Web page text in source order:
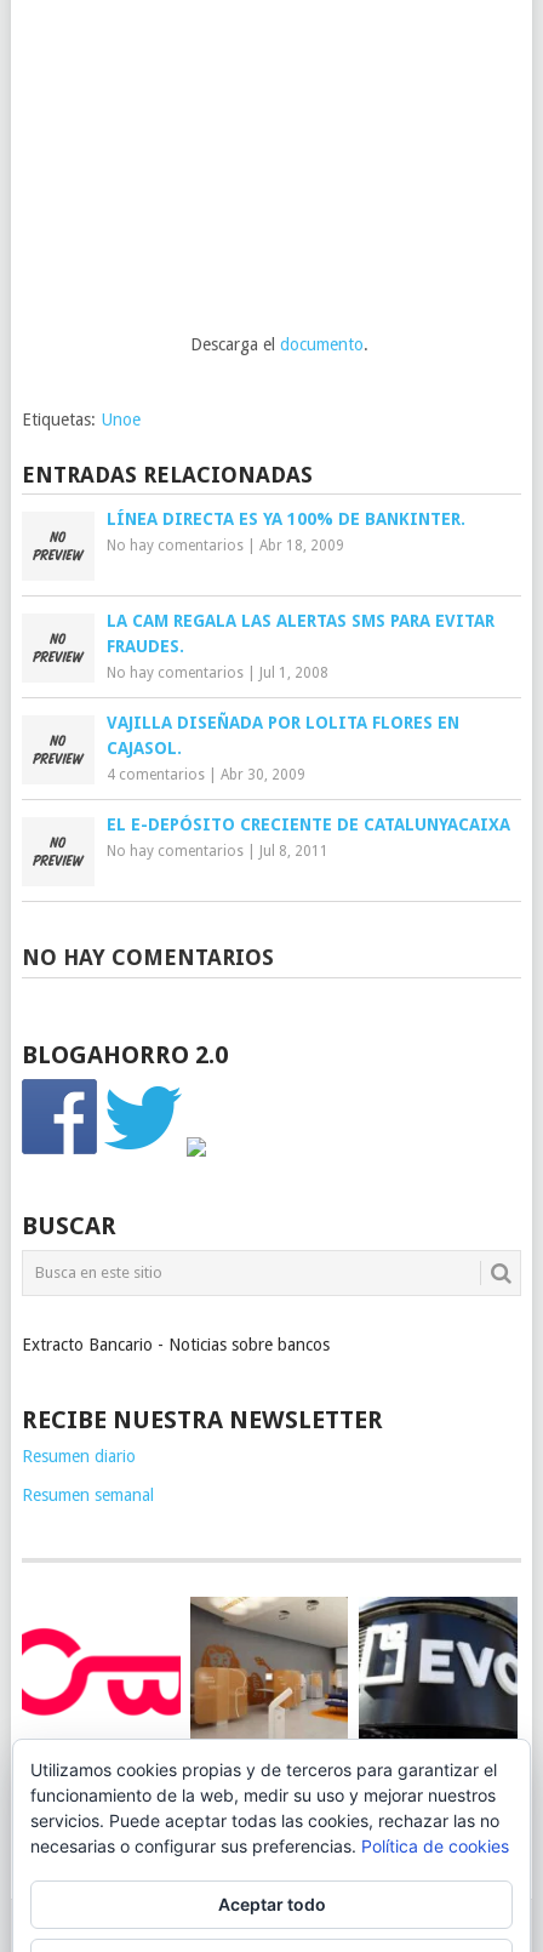
Descarga el documento.
Etiquetas: Unoe
ENTRADAS RELACIONADAS
LÍNEA DIRECTA ES YA 100% DE BANKINTER.
No hay comentarios| Abr 18, 2009
LA CAM REGALA LAS ALERTAS SMS PARA EVITAR
FRAUDES.
No hay comentarios| Jul 1, 2008
VAJILLA DISEÑADA POR LOLITA FLORES EN
CAJASOL.
4 comentarios| Abr 30, 2009
EL E-DEPÓSITO CRECIENTE DE CATALUNYACAIXA
No hay comentarios| Jul 8, 2011
NO HAY COMENTARIOS
BLOGAHORRO 2.0
BUSCAR
Extracto Bancario - Noticias sobre bancos
RECIBE NUESTRA NEWSLETTER
Resumen diario
Resumen semanal
JUEGA AL
CANICÓDROMO
DIGITAL DE
OPENBANK
ING TOCA SUELO EN
LA RENTABILIDAD
DE SU CUENTA
NARANJA: 0,01% TAE
EVO BANK
PERMITIRÁ
INGRESAR DINERO
DESDE LAS OFICINAS
© 2026BLOGAHORRO.
Utilizamos cookies propias y de terceros para garantizar el
funcionamiento de la web, medir su uso y mejorar nuestros
servicios. Puede aceptar todas las cookies, rechazar las no
necesarias o configurar sus preferencias. Política de cookies
Aceptar todo